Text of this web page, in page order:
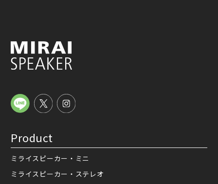
Product
ミライスピーカー・ミニ
ミライスピーカー・ステレオ